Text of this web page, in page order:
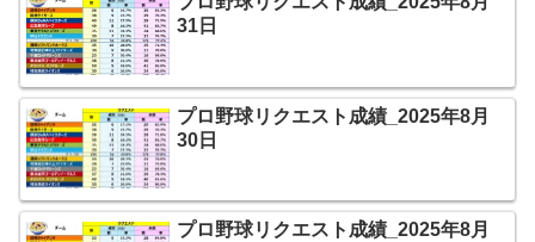
31日
プロ野球リクエスト成績_2025年8月
30日
プロ野球リクエスト成績_2025年8月